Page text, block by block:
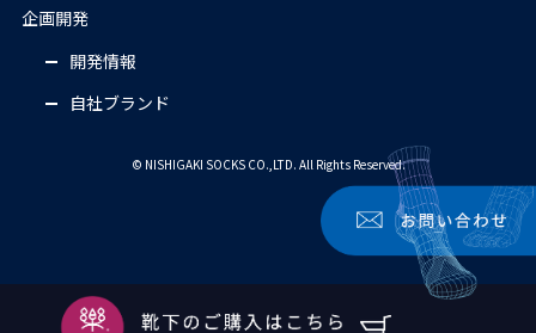
企画開発
開発情報
自社ブランド
© NISHIGAKI SOCKS CO.,LTD. All Rights Reserved.